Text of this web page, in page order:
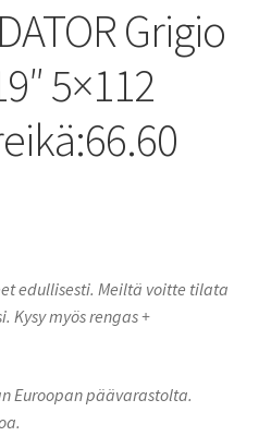
Grigio
5×112
edullisesti. Meiltä voitte tilata
myös rengas +
Euroopan päävarastolta.